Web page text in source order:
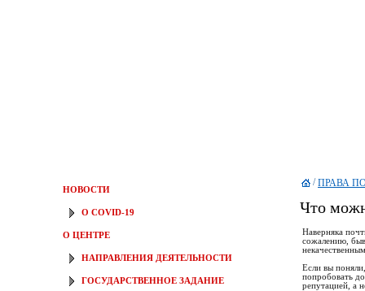
НОВОСТИ
О COVID-19
О ЦЕНТРЕ
НАПРАВЛЕНИЯ ДЕЯТЕЛЬНОСТИ
ГОСУДАРСТВЕННОЕ ЗАДАНИЕ
/ПРАВА
Что
Наверняка
сожалению,
Если вы
попробовать
репутацией, а